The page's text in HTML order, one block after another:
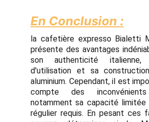
En Conclusion :
la cafetière expresso Bialetti
présente des avantages
son authenticité
d'utilisation et sa
aluminium. Cependant, il est
compte des
notamment sa capacité
régulier requis. En pesant ces